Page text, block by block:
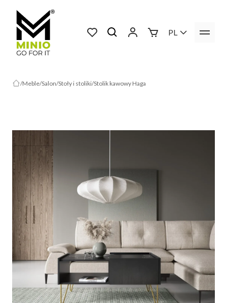
PL
Meble Salon Stoły i stoliki Stolik kawowy Haga